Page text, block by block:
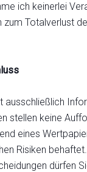
ich keinerlei
zum Totalverlust
ausschließlich
stellen keine
eines
Risiken
dürfen